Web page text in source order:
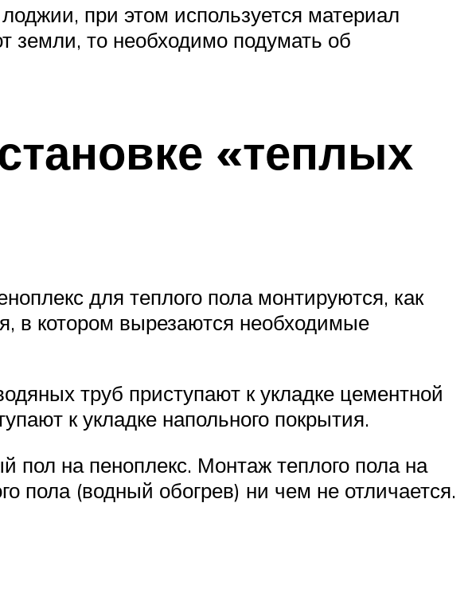
при этом используется материал
земли, то необходимо подумать об
«теплых
для теплого пола монтируются, как
в котором вырезаются необходимые
труб приступают к укладке цементной
к укладке напольного покрытия.
пол на пеноплекс. Монтаж теплого пола на
пола (водный обогрев) ни чем не отличается.